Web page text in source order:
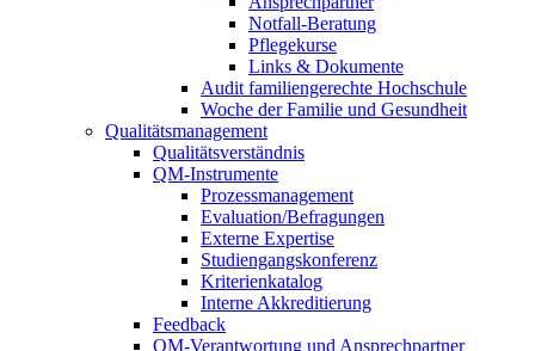
Notfall-Beratung
Pflegekurse
Links & Dokumente
Audit familiengerechte Hochschule
Woche der Familie und Gesundheit
Qualitätsmanagement
Qualitätsverständnis
QM-Instrumente
Prozessmanagement
Evaluation/Befragungen
Externe Expertise
Studiengangskonferenz
Kriterienkatalog
Interne Akkreditierung
Feedback
QM-Verantwortung und Ansprechpartner